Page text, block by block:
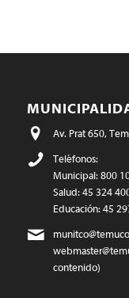
Av. Prat 650,
Teléfonos:
Municipal: 800
Salud: 45 324
Educación: 45
contenido)